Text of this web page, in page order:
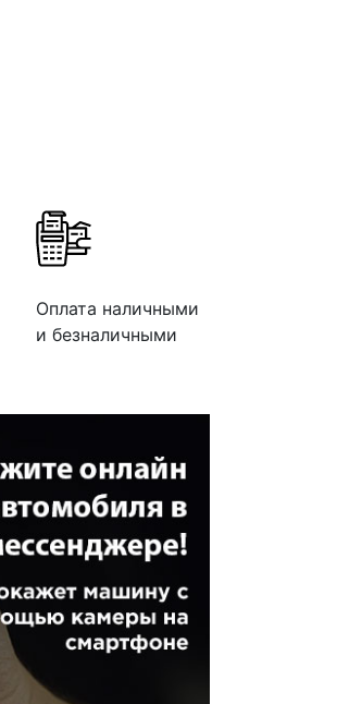
Оплата наличными
и безналичными